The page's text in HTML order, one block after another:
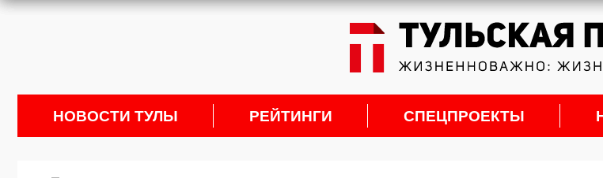
НОВОСТИ ТУЛЫ РЕЙТИНГИ СПЕЦПРОЕКТЫ